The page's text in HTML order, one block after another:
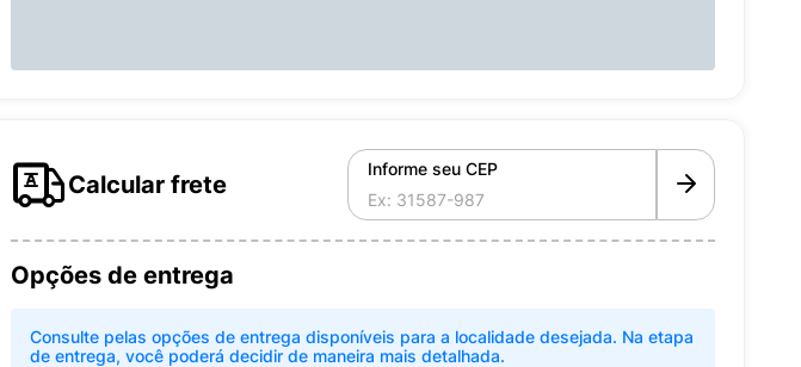
Calcular frete
Informe seu CEP
Opções de entrega
Consulte pelas opções de entrega disponíveis para a localidade desejada. Na etapa
de entrega, você poderá decidir de maneira mais detalhada.